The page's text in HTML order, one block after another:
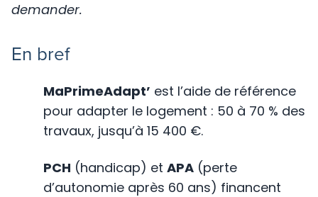
demander.
En bref
MaPrimeAdapt’ est l’aide de référence
pour adapter le logement : 50 à 70 % des
travaux, jusqu’à 15 400 €.
PCH (handicap) et APA (perte
d’autonomie après 60 ans) financent